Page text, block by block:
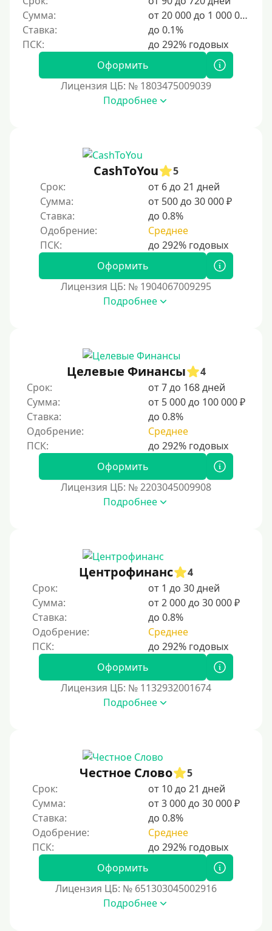
500 руб
1000 руб
1500 руб
2000 руб
7000 руб
8000 руб
9000 руб
10000 руб
15000 руб
30000 руб на год
35000 руб
40000 руб
50000 руб
60000 руб
80000 руб
300000 руб
500000 руб
1000000 руб
Мини займы
На большую сумму
Банковские карты и платежные системы
С помощью системы Юнистрим
ВТБ
Виза (Visa)
Тинькофф
На карту Кукуруза
Сумма:
от 20 000 до 1 000 000 ₽
Ставка:
до 0.1%
Оформить
Лицензия ЦБ: № 1803475009039
Подробнее
CashToYou
5
Срок:
от 6 до 21 дней
Сумма:
от 500 до 30 000 ₽
Ставка:
до 0.8%
Одобрение:
Среднее
Оформить
Лицензия ЦБ: № 1904067009295
Подробнее
Целевые Финансы
4
Срок:
от 7 до 168 дней
Сумма:
от 5 000 до 100 000 ₽
Ставка:
до 0.8%
Одобрение:
Среднее
Оформить
Лицензия ЦБ: № 2203045009908
Подробнее
Центрофинанс
4
Срок:
от 1 до 30 дней
Сумма:
от 2 000 до 30 000 ₽
Ставка:
до 0.8%
Одобрение:
Среднее
Оформить
Лицензия ЦБ: № 1132932001674
Подробнее
Честное Слово
5
Срок:
от 10 до 21 дней
Сумма:
от 3 000 до 30 000 ₽
Ставка:
до 0.8%
Одобрение:
Среднее
Оформить
Лицензия ЦБ: № 651303045002916
Подробнее